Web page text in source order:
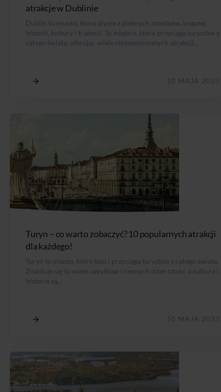
atrakcje w Dublinie
Dublin to miasto, które słynie z pięknych zabytków, bogatej
historii, kultury i tradycji. To miejsce, które przyciąga turystów z
całego świata, oferując wiele niezapomnianych atrakcji...
10 MAJA 2023
Turyn – co warto zobaczyć? 10 popularnych atrakcji
dla każdego!
Turyn to miasto, które kusi i przyciąga turystów z całego świata.
Znajduje się tu wiele zabytków i cennych dzieł sztuki, a kultura i
historia są...
10 MAJA 2023